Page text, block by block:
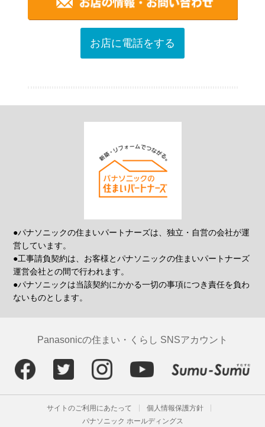
お店に電話をする
●パナソニックの住まいパートナーズは、独立・自営の会社が運
営しています。
●工事請負契約は、お客様とパナソニックの住まいパートナーズ
運営会社との間で行われます。
●パナソニックは当該契約にかかる一切の事項につき責任を負わ
ないものとします。
Panasonicの住まい・くらし SNSアカウント
サイトのご利用にあたって
個人情報保護方針
パナソニック ホールディングス